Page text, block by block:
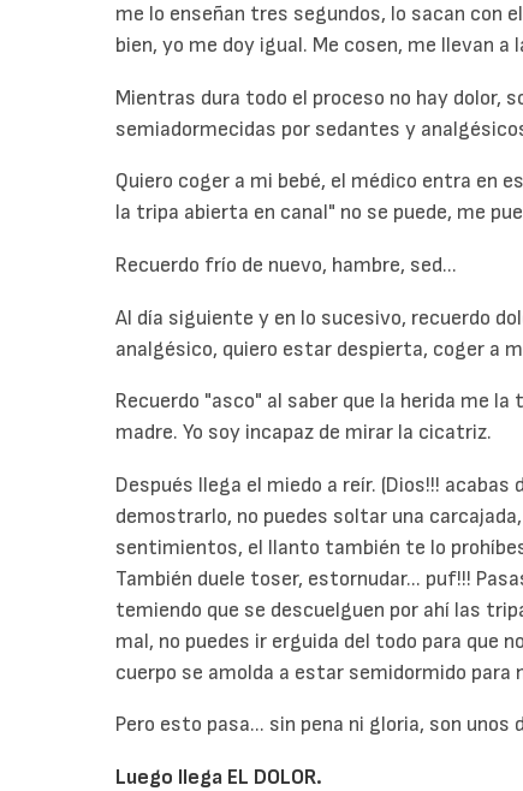
me lo enseñan tres segundos, lo sacan con
bien, yo me doy igual. Me cosen, me llevan a
Mientras dura todo el proceso no hay dolor,
semiadormecidas por sedantes y
Quiero coger a mi bebé, el médico entra en
la tripa abierta en canal" no se puede, me
Recuerdo frío de nuevo, hambre, sed...
Al día siguiente y en lo sucesivo, recuerdo
analgésico, quiero estar despierta, coger a
Recuerdo "asco" al saber que la herida me
madre. Yo soy incapaz de mirar la cicatriz.
Después llega el miedo a reír. (Dios!!!
demostrarlo, no puedes soltar una
sentimientos, el llanto también te lo
También duele toser, estornudar... puf!!!
temiendo que se descuelguen por ahí las
mal, no puedes ir erguida del todo para que
cuerpo se amolda a estar semidormido para
Pero esto pasa... sin pena ni gloria, son unos
Luego llega EL DOLOR.